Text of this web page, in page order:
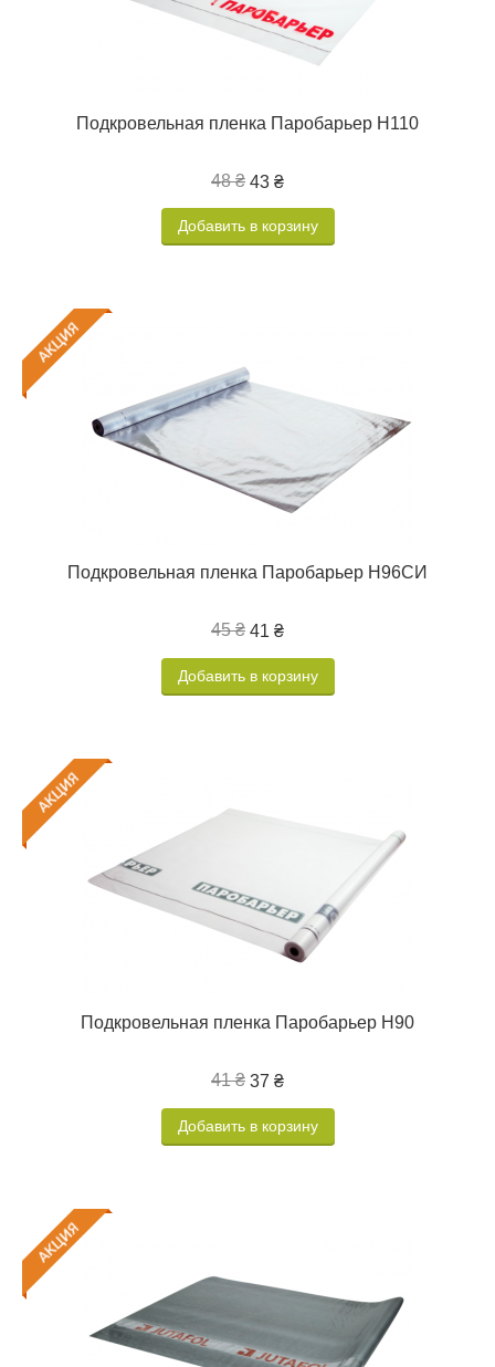
Подкровельная пленка Паробарьер Н110
48 ₴ 43 ₴
Добавить в корзину
Подкровельная пленка Паробарьер Н96СИ
45 ₴ 41 ₴
Добавить в корзину
Подкровельная пленка Паробарьер Н90
41 ₴ 37 ₴
Добавить в корзину